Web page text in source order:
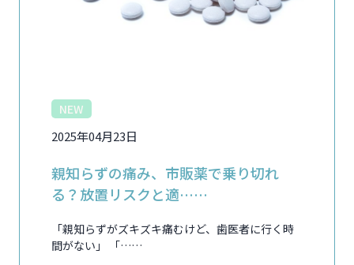
NEW
2025年04月23日
親知らずの痛み、市販薬で乗り切れ
る？放置リスクと適……
「親知らずがズキズキ痛むけど、歯医者に行く時
間がない」 「……